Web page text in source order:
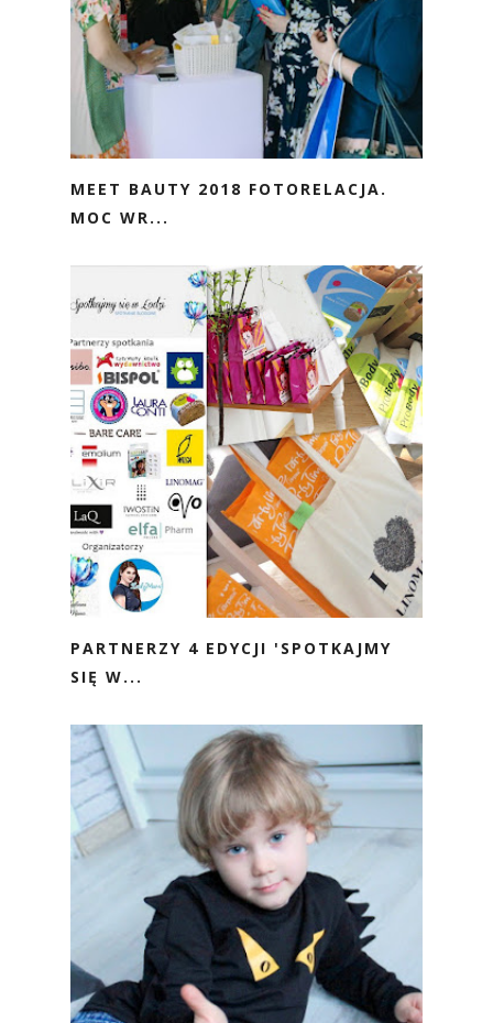
MEET BAUTY 2018 FOTORELACJA.
MOC WR...
PARTNERZY 4 EDYCJI 'SPOTKAJMY
SIĘ W...